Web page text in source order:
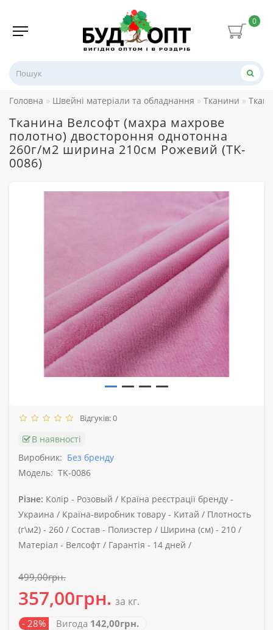
0
Головна Швейні матеріали та обладнання Тканини
Тканина Велсофт (махра махрове
полотно) двостороння однотонна
260г/м2 ширина 210см Рожевий (TK-
0086)
Відгуків: 0
В наявності
Виробник: Без бренду
Модель: TK-0086
Різне: Колір - Розовый / Країна реєстрації бренду -
Украина / Країна-виробник товару - Китай / Плотность
(г\м2) - 260 / Состав - Полиэстер / Ширина (см) - 210 /
Матеріал - Велсофт / Гарантія - 14 дней /
499,00грн.
357,00грн. за кг.
- 28% Вигода 142,00грн.